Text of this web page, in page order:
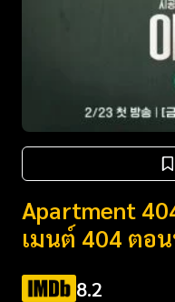
Apartment
เมนต์ 404 ตอ
8.2